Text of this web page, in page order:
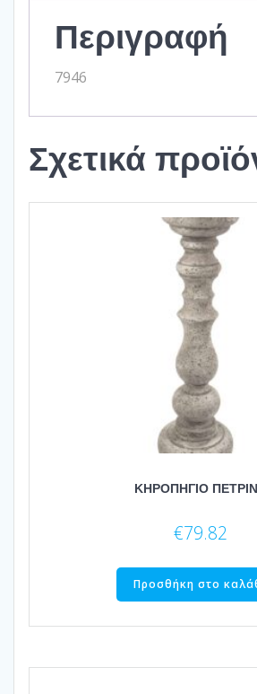
Περιγραφή
7946
Σχετικά
ΚΗΡΟΠΗΓΙΟ
€79.82
Προσθήκη στο